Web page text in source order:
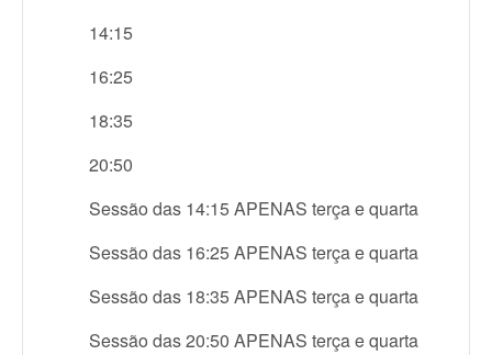
14:15
16:25
18:35
20:50
Sessão das 14:15 APENAS terça e quarta
Sessão das 16:25 APENAS terça e quarta
Sessão das 18:35 APENAS terça e quarta
Sessão das 20:50 APENAS terça e quarta